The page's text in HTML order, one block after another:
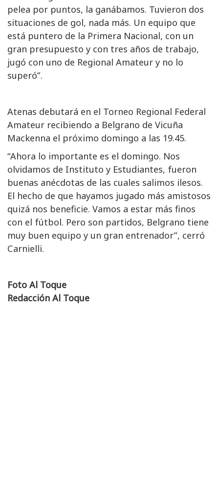
pelea por puntos, la ganábamos. Tuvieron dos
situaciones de gol, nada más. Un equipo que
está puntero de la Primera Nacional, con un
gran presupuesto y con tres años de trabajo,
jugó con uno de Regional Amateur y no lo
superó”.
Atenas debutará en el Torneo Regional Federal
Amateur recibiendo a Belgrano de Vicuña
Mackenna el próximo domingo a las 19.45.
“Ahora lo importante es el domingo. Nos
olvidamos de Instituto y Estudiantes, fueron
buenas anécdotas de las cuales salimos ilesos.
El hecho de que hayamos jugado más amistosos
quizá nos beneficie. Vamos a estar más finos
con el fútbol. Pero son partidos, Belgrano tiene
muy buen equipo y un gran entrenador”, cerró
Carnielli.
Foto Al Toque
Redacción Al Toque